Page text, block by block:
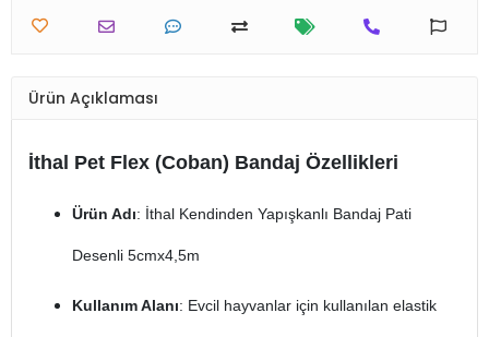
Ürün Açıklaması
İthal Pet Flex (Coban) Bandaj Özellikleri
Ürün Adı: İthal Kendinden Yapışkanlı Bandaj Pati
Desenli 5cmx4,5m
Kullanım Alanı: Evcil hayvanlar için kullanılan elastik